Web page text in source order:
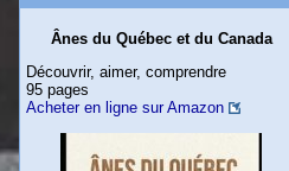
Ânes du Québec et du Canada
Découvrir, aimer, comprendre
95 pages
Acheter en ligne sur Amazon